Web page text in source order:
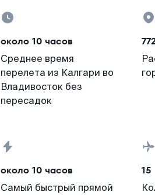
около 10 часов
Среднее время
перелета из Калгари во
Владивосток без
пересадок
около 10 часов
Самый быстрый прямой
15